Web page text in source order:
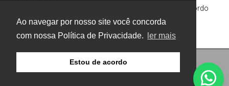
Ao navegar por nosso site você concorda
com nossa Política de Privacidade.
ler mais
Estou de acordo
Sindicato mantém estado de greve para acompanhar acordo
© Copyright 2026 - Gazeta Buritis - Todos os direitos